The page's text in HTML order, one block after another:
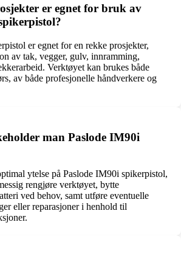
er egnet for bruk av
er egnet for en rekke prosjekter,
av tak, vegger, gulv, innramming,
Verktøyet kan brukes både
av både profesjonelle håndverkere og
man Paslode IM90i
ytelse på Paslode IM90i spikerpistol,
rengjøre verktøyet, bytte
ved behov, samt utføre eventuelle
eller reparasjoner i henhold til